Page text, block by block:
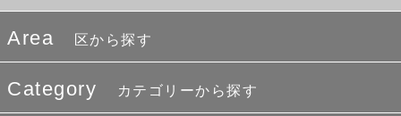
Area 区から探す
Category カテゴリーから探す